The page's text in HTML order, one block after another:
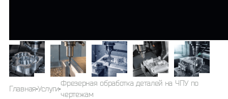
Главная Услуги
Фрезерная обработка деталей на ЧПУ по
чертежам